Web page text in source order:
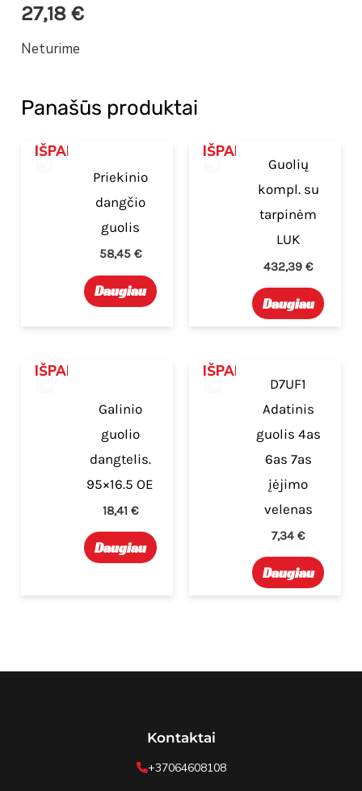
27,18€
Neturime
Panašūs produktai
IŠPARDUOTA
Priekinio
dangčio
guolis
58,45 €
Daugiau
IŠPARDUOTA
Guolių
kompl. su
tarpinėm
LUK
432,39€
Daugiau
IŠPARDUOTA
Galinio
guolio
dangtelis.
95×16.5 OE
18,41 €
Daugiau
IŠPARDUOTA
D7UF1
Adatinis
guolis 4as
6as 7as
įėjimo
velenas
7,34€
Daugiau
Kontaktai
+37064608108